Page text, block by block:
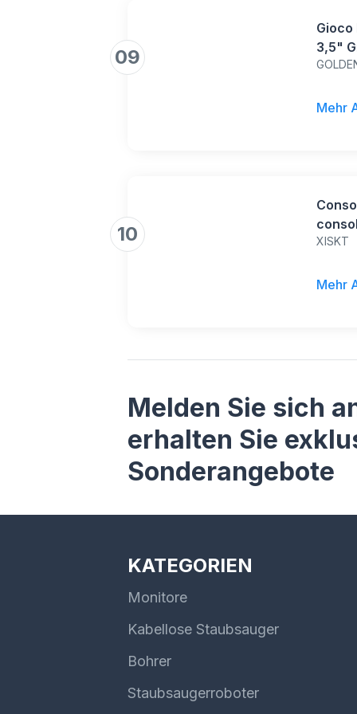
09
Gioco
3,5"
Mehr
10 XISKT
64
oltre
Mehr
Melden Sie sich
erhalten Sie
Sonderangebote
KATEGORIEN
Monitore
Kabellose Staubsauger
Bohrer
Staubsaugerroboter